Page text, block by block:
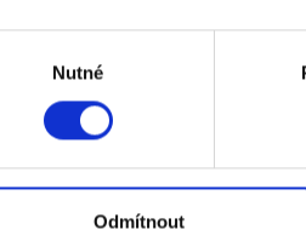
Nutné
Odmítnout
Jméno a příjmení:
Váš email: